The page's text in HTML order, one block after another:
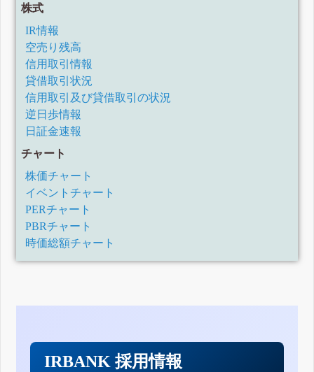
株式
IR情報
空売り残高
信用取引情報
貸借取引状況
信用取引及び貸借取引の状況
逆日歩情報
日証金速報
チャート
株価チャート
イベントチャート
PERチャート
PBRチャート
時価総額チャート
IRBANK 採用情報